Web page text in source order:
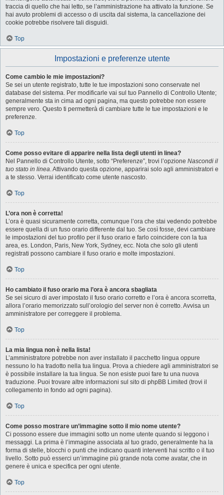
traccia di quello che hai letto, se l’amministrazione ha attivato la funzione. Se
hai avuto problemi di accesso o di uscita dal sistema, la cancellazione dei
cookie potrebbe risolvere tali disguidi.
Top
Impostazioni e preferenze utente
Come cambio le mie impostazioni?
Se sei un utente registrato, tutte le tue impostazioni sono conservate nel
database del sistema. Per modificarle vai sul tuo Pannello di Controllo Utente;
generalmente sta in cima ad ogni pagina, ma questo potrebbe non essere
sempre vero. Questo ti permetterà di cambiare tutte le tue impostazioni e le
preferenze.
Top
Come posso evitare di apparire nella lista degli utenti in linea?
Nel Pannello di Controllo Utente, sotto “Preferenze”, trovi l’opzione Nascondi il
tuo stato in linea. Attivando questa opzione, apparirai solo agli amministratori e
a te stesso. Verrai identificato come utente nascosto.
Top
L’ora non è corretta!
L’ora è quasi sicuramente corretta, comunque l’ora che stai vedendo potrebbe
essere quella di un fuso orario differente dal tuo. Se così fosse, devi cambiare
le impostazioni del tuo profilo per il fuso orario e farlo coincidere con la tua
area, es. London, Paris, New York, Sydney, ecc. Nota che solo gli utenti
registrati possono cambiare il fuso orario e molte impostazioni.
Top
Ho cambiato il fuso orario ma l’ora è ancora sbagliata
Se sei sicuro di aver impostato il fuso orario corretto e l’ora è ancora scorretta,
allora l’orario memorizzato sull’orologio del server non è corretto. Avvisa un
amministratore per correggere il problema.
Top
La mia lingua non è nella lista!
L’amministratore potrebbe non aver installato il pacchetto lingua oppure
nessuno lo ha tradotto nella tua lingua. Prova a chiedere agli amministratori se
è possibile installare la tua lingua. Se non esiste puoi fare tu una nuova
traduzione. Puoi trovare altre informazioni sul sito di phpBB Limited (trovi il
collegamento in fondo ad ogni pagina).
Top
Come posso mostrare un’immagine sotto il mio nome utente?
Ci possono essere due immagini sotto un nome utente quando si leggono i
messaggi. La prima è l’immagine associata al tuo grado, generalmente ha la
forma di stelle, blocchi o punti che indicano quanti interventi hai scritto o il tuo
livello. Sotto può esserci un’immagine più grande nota come avatar, che in
genere è unica e specifica per ogni utente.
Top